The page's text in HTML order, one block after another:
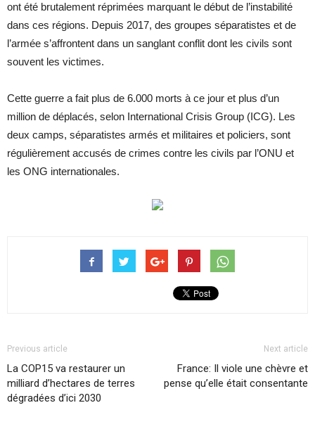
ont été brutalement réprimées marquant le début de l’instabilité
dans ces régions. Depuis 2017, des groupes séparatistes et de
l’armée s’affrontent dans un sanglant conflit dont les civils sont
souvent les victimes.
Cette guerre a fait plus de 6.000 morts à ce jour et plus d’un
million de déplacés, selon International Crisis Group (ICG). Les
deux camps, séparatistes armés et militaires et policiers, sont
régulièrement accusés de crimes contre les civils par l’ONU et
les ONG internationales.
Previous article
La COP15 va restaurer un
milliard d’hectares de terres
dégradées d’ici 2030
Next article
France: Il viole une chèvre et
pense qu’elle était consentante